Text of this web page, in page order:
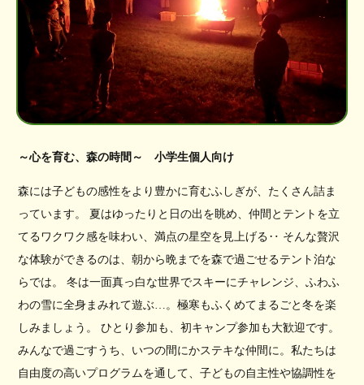
～心を育む、森の時間～ 小学生個人向け
森には子どもの感性をより豊かに育むふしぎが、たくさん詰ま
っています。 夏はゆったりと日の出を眺め、仲間とテントを立
てるワクワク感を味わい、満点の星空を見上げる‥ そんな贅沢
な体験ができるのは、朝から晩までを森で過ごせるテント泊な
らでは。 冬は一面真っ白な世界でスキーにチャレンジ、ふわふ
わの雪に全身まみれて遊ぶ…。極寒もふくめてまるごと冬を楽
しみましょう。 ひとり参加も、初キャンプ参加も大歓迎です。
みんなで過ごすうち、いつの間にかステキな仲間に。私たちは
自由度の高いプログラムを通して、子どもの自主性や協調性を